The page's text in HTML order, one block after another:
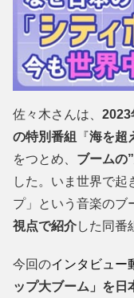
佐々木さんは、 2023
の特別番組
『海を超
をつとめ、 ブームの
した。いま世界で起
プ」という音楽のブ
視点で紹介した同番
今回のインタビュー
ップ大ブーム」を日